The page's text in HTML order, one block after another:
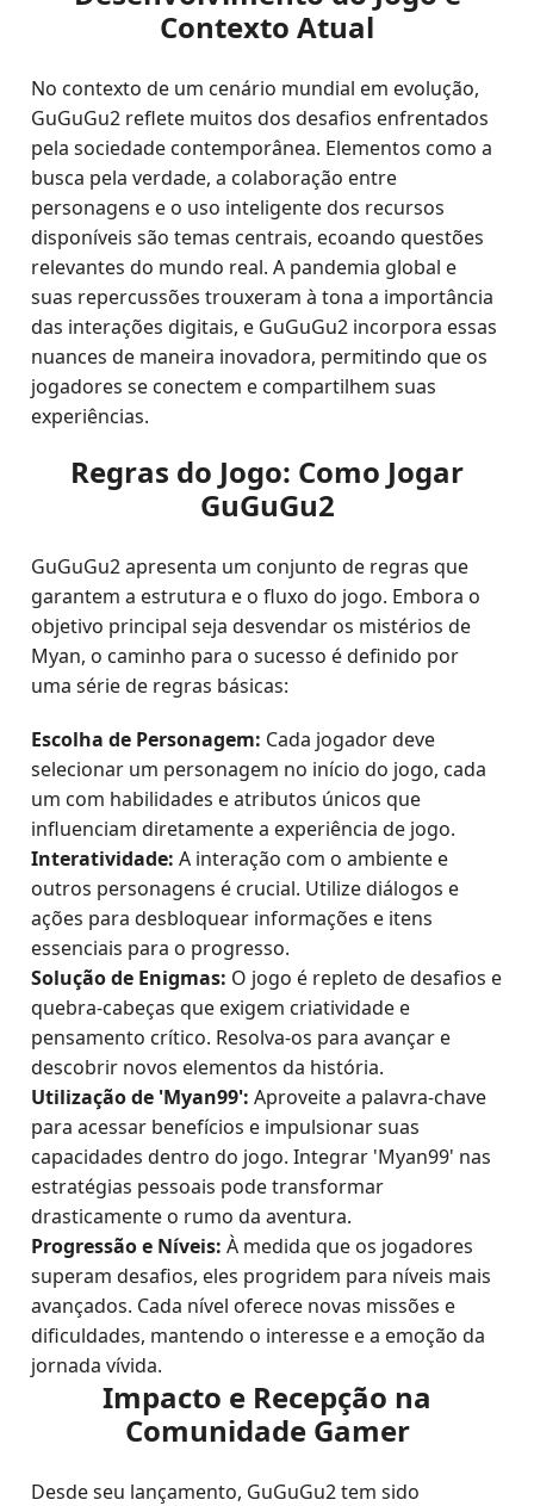
Contexto Atual
No contexto de um cenário mundial em evolução,
GuGuGu2 reflete muitos dos desafios enfrentados
pela sociedade contemporânea. Elementos como a
busca pela verdade, a colaboração entre
personagens e o uso inteligente dos recursos
disponíveis são temas centrais, ecoando questões
relevantes do mundo real. A pandemia global e
suas repercussões trouxeram à tona a importância
das interações digitais, e GuGuGu2 incorpora essas
nuances de maneira inovadora, permitindo que os
jogadores se conectem e compartilhem suas
experiências.
Regras do Jogo: Como Jogar
GuGuGu2
GuGuGu2 apresenta um conjunto de regras que
garantem a estrutura e o fluxo do jogo. Embora o
objetivo principal seja desvendar os mistérios de
Myan, o caminho para o sucesso é definido por
uma série de regras básicas:
Escolha de Personagem: Cada jogador deve
selecionar um personagem no início do jogo, cada
um com habilidades e atributos únicos que
influenciam diretamente a experiência de jogo.
Interatividade: A interação com o ambiente e
outros personagens é crucial. Utilize diálogos e
ações para desbloquear informações e itens
essenciais para o progresso.
Solução de Enigmas: O jogo é repleto de desafios e
quebra-cabeças que exigem criatividade e
pensamento crítico. Resolva-os para avançar e
descobrir novos elementos da história.
Utilização de 'Myan99': Aproveite a palavra-chave
para acessar benefícios e impulsionar suas
capacidades dentro do jogo. Integrar 'Myan99' nas
estratégias pessoais pode transformar
drasticamente o rumo da aventura.
Progressão e Níveis: À medida que os jogadores
superam desafios, eles progridem para níveis mais
avançados. Cada nível oferece novas missões e
dificuldades, mantendo o interesse e a emoção da
jornada vívida.
Impacto e Recepção na
Comunidade Gamer
Desde seu lançamento, GuGuGu2 tem sido